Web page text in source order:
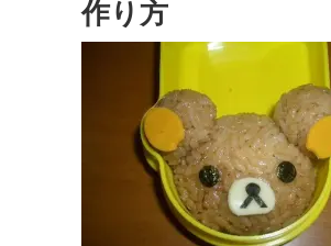
作り方